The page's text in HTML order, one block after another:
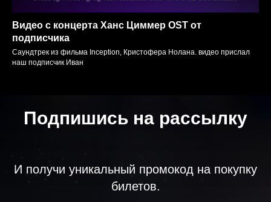
Видео с концерта Ханс Циммер OST от
подписчика
Саундтрек из фильма Inception, Кристофера Нолана. видео прислал
наш подписчик Иван
Подпишись на рассылку
И получи уникальный промокод на покупку
билетов.